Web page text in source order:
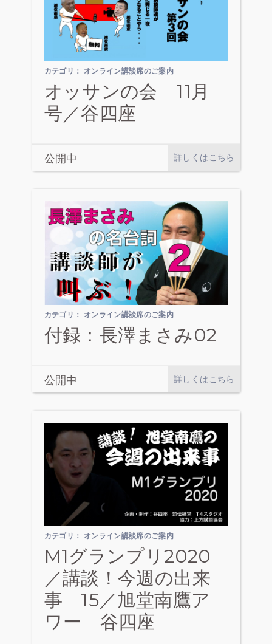
カテゴリ： オンライン講談席のご案内
オッサンの会 11月
号／谷四座
公開中 詳しくはこちら
カテゴリ： オンライン講談席のご案内
付録：長澤まさみ02
公開中 詳しくはこちら
カテゴリ： オンライン講談席のご案内
M1グランプリ2020
／講談！今週の出来
事 15／旭堂南鷹ア
ワー 谷四座